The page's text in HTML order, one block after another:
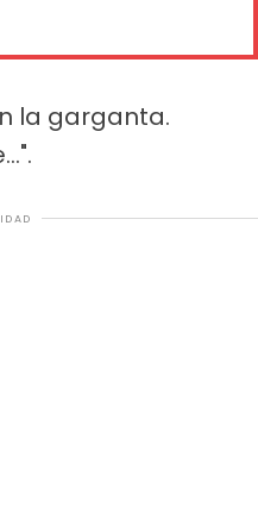
la garganta.